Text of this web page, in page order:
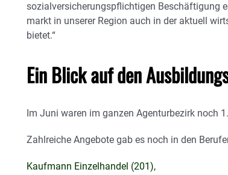
sozialversicherungspflichtigen Beschäftigung
markt in unserer Region auch in der aktuell
bietet.“
Ein Blick auf den
Im Juni waren im ganzen Agenturbezirk noch
Zahlreiche Angebote gab es noch in den
Kaufmann Einzelhandel (201),